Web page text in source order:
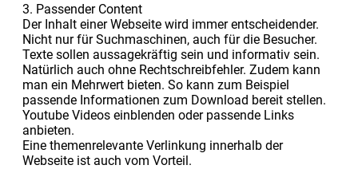
3. Passender Content
Der Inhalt einer Webseite wird immer entscheidender.
Nicht nur für Suchmaschinen, auch für die Besucher.
Texte sollen aussagekräftig sein und informativ sein.
Natürlich auch ohne Rechtschreibfehler. Zudem kann
man ein Mehrwert bieten. So kann zum Beispiel
passende Informationen zum Download bereit stellen.
Youtube Videos einblenden oder passende Links
anbieten.
Eine themenrelevante Verlinkung innerhalb der
Webseite ist auch vom Vorteil.